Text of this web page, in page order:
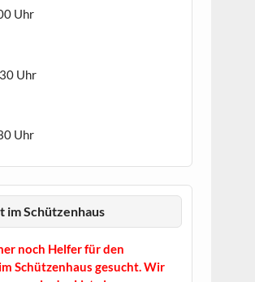
Uhr
Uhr
Uhr
im Schützenhaus
noch Helfer für den
Schützenhaus gesucht. Wir